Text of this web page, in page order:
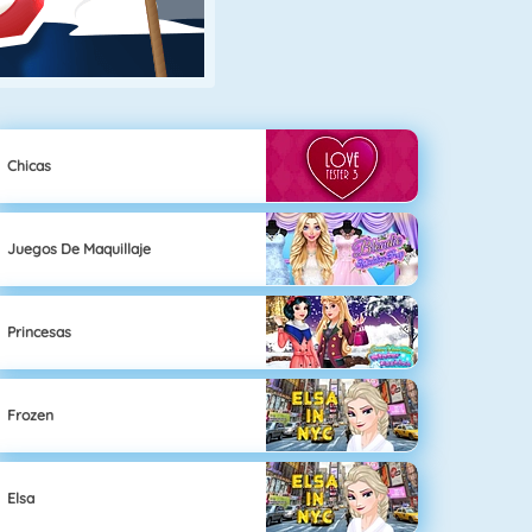
Chicas
Juegos De Maquillaje
Princesas
Frozen
Elsa